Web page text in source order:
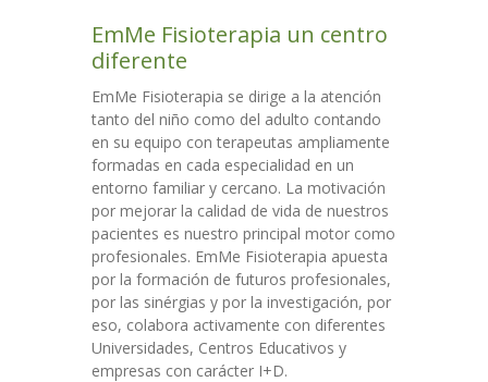
Colaboraciones
Contacto
EmMe Fisioterapia un centro
diferente
EmMe Fisioterapia se dirige a la atención
tanto del niño como del adulto contando
en su equipo con terapeutas ampliamente
formadas en cada especialidad en un
entorno familiar y cercano. La motivación
por mejorar la calidad de vida de nuestros
pacientes es nuestro principal motor como
profesionales. EmMe Fisioterapia apuesta
por la formación de futuros profesionales,
por las sinérgias y por la investigación, por
eso, colabora activamente con diferentes
Universidades, Centros Educativos y
empresas con carácter I+D.